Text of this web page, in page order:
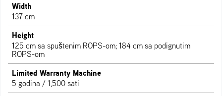
Width
137 cm
Height
125 cm sa spuštenim ROPS-om; 184 cm sa podignutim
ROPS-om
Limited Warranty Machine
5 godina / 1,500 sati